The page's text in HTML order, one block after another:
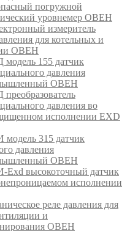
погружной
уровнемер ОВЕН
измеритель
для котельных и
ОВЕН
155 датчик
давления
ОВЕН
давления во
исполнении EXD
315 датчик
давления
ОВЕН
высокоточный датчик
исполнении
реле давления для
и
ОВЕН